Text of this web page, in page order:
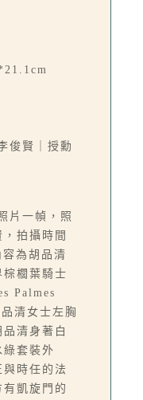
俊賢｜授勳
片一幀，照
拍攝時間
為胡品清
櫚葉騎士
Palmes
清女士左胸
清身著白
套裝外
時任的法
凱旋門的